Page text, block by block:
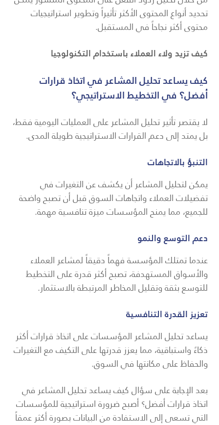
تحديد أنواع المحتوى الأكثر تأثيراً وتطوير استراتيجيات
محتوى أكثر نجاحاً في المستقبل.
كيف تزيد ولاء العملاء باستخدام التكنولوجيا
كيف يساعد تحليل المشاعر في اتخاذ قرارات
أفضل؟ في التخطيط الاستراتيجي؟
لا يقتصر تأثير تحليل المشاعر على العمليات اليومية فقط،
بل يمتد إلى دعم القرارات الاستراتيجية طويلة المدى.
التنبؤ بالاتجاهات
يمكن لتحليل المشاعر أن يكشف عن التغيرات في
تفضيلات العملاء واتجاهات السوق قبل أن تصبح واضحة
للجميع، مما يمنح المؤسسات ميزة تنافسية مهمة.
دعم التوسع والنمو
عندما تمتلك المؤسسة فهماً دقيقاً لمشاعر العملاء
والأسواق المستهدفة، تصبح أكثر قدرة على التخطيط
للتوسع بثقة وتقليل المخاطر المرتبطة بالاستثمار.
تعزيز القدرة التنافسية
يساعد تحليل المشاعر المؤسسات على اتخاذ قرارات أكثر
ذكاءً واستباقية، مما يعزز قدرتها على التكيف مع التغيرات
والحفاظ على مكانتها في السوق.
بعد الإجابة على سؤال كيف يساعد تحليل المشاعر في
اتخاذ قرارات أفضل؟ أصبح ضرورة استراتيجية للمؤسسات
التي تسعى إلى الاستفادة من البيانات بصورة أكثر عمقاً